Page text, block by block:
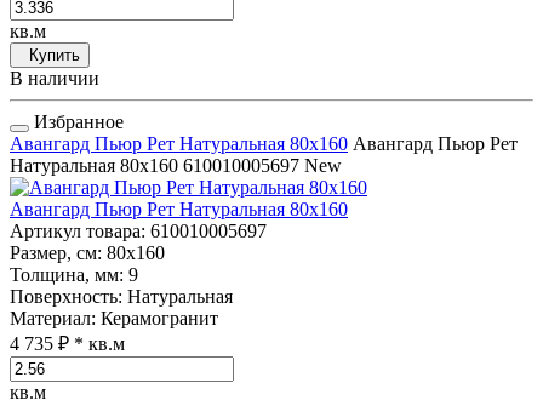
кв.м
Купить
В наличии
Избранное
Авангард Пьюр Рет Натуральная 80x160 Авангард Пьюр Рет
Натуральная 80x160 610010005697 New
Авангард Пьюр Рет Натуральная 80x160
Артикул товара: 610010005697
Размер, см: 80x160
Толщина, мм: 9
Поверхность: Натуральная
Материал: Керамогранит
4 735 ₽ * кв.м
кв.м